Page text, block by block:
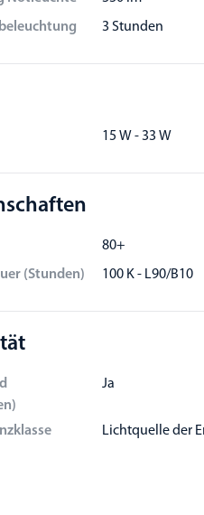
3 Stunden
15 W - 33 W
80+
(Stunden)
100 K - L90/B10
Ja
Lichtquelle der